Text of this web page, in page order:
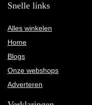
Snelle links
Alles winkelen
Home
Blogs
Onze webshops
Adverteren